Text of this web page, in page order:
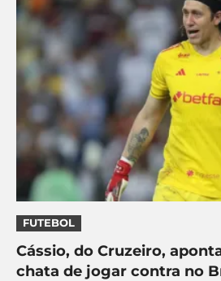
CRUZEIRO
FUTEBOL
Cássio, do Cruzeiro,
chata de jogar contra no